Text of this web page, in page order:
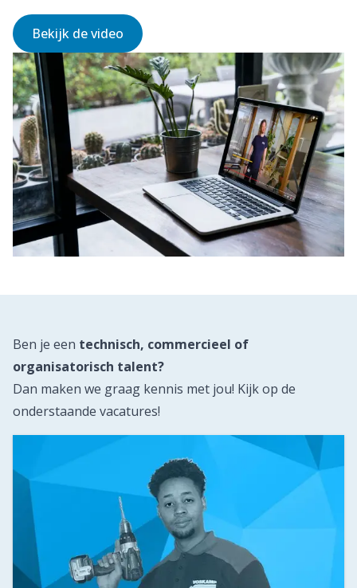
Bekijk de video
Ben je een technisch, commercieel of
organisatorisch talent?
Dan maken we graag kennis met jou! Kijk op de
onderstaande vacatures!